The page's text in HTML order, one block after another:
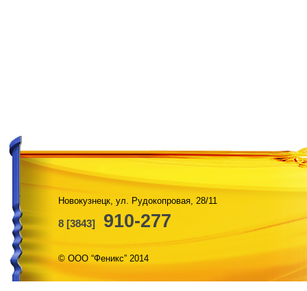
Новокузнецк, ул. Рудокопровая, 28/11
8 [3843] 910-277
© ООО “Феникс” 2014